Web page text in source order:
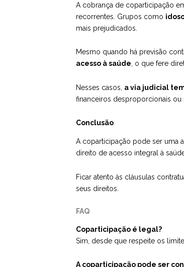
A cobrança de coparticipação
recorrentes. Grupos como
mais prejudicados.
Mesmo quando há previsão
acesso à saúde, o que fere
Nesses casos, avia judicial
financeiros desproporcionais ou
Conclusão
A coparticipação pode ser uma
direito de acesso integral à
Ficar atento às cláusulas
seus direitos.
FAQ
Coparticipação é legal?
Sim, desde que respeite os
A coparticipação pode ser